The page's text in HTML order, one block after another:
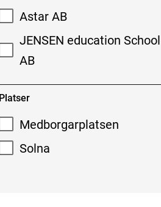
Astar AB
JENSEN education School
AB
Platser
Medborgarplatsen
Solna